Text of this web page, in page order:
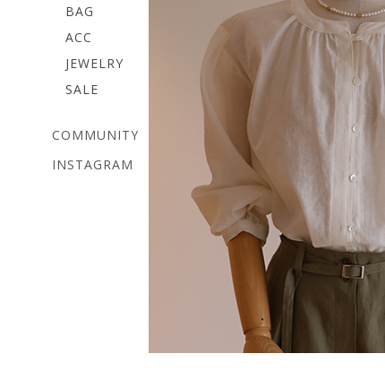
BAG
ACC
JEWELRY
SALE
COMMUNITY
INSTAGRAM